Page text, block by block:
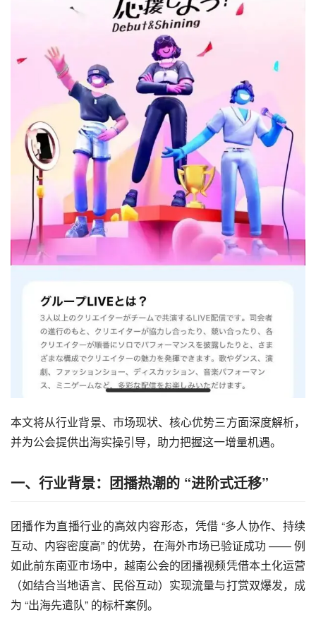
本文将从行业背景、市场现状、核心优势三方面深度解析，
并为公会提供出海实操引导，助力把握这一增量机遇。
一、行业背景：团播热潮的 “进阶式迁移”
团播作为直播行业的高效内容形态，凭借 “多人协作、持续
互动、内容密度高” 的优势，在海外市场已验证成功 —— 例
如此前东南亚市场中，越南公会的团播视频凭借本土化运营
（如结合当地语言、民俗互动）实现流量与打赏双爆发，成
为 “出海先遣队” 的标杆案例。